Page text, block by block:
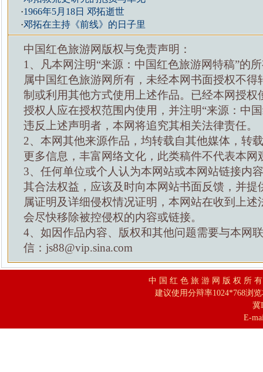
·1966年5月18日 邓拓逝世
·邓拓在主持《前线》的日子里
中国红色旅游网版权与免责声明：
1、凡本网注明“来源：中国红色旅游网特稿”的
属中国红色旅游网所有，未经本网书面授权不得
制或利用其他方式使用上述作品。已经本网授权
授权人应在授权范围内使用，并注明“来源：中
违反上述声明者，本网将追究其相关法律责任。
2、本网其他来源作品，均转载自其他媒体，转
更多信息，丰富网络文化，此类稿件不代表本网
3、任何单位或个人认为本网站或本网站链接内
其合法权益，应该及时向本网站书面反馈，并提
属证明及详细侵权情况证明，本网站在收到上述
会尽快移除被控侵权的内容或链接。
4、如因作品内容、版权和其他问题需要与本网
信：js88@vip.sina.com
中 国 红 色 旅 游 网 版 权 所
建议使用分辩率1024*768浏
冀
E-